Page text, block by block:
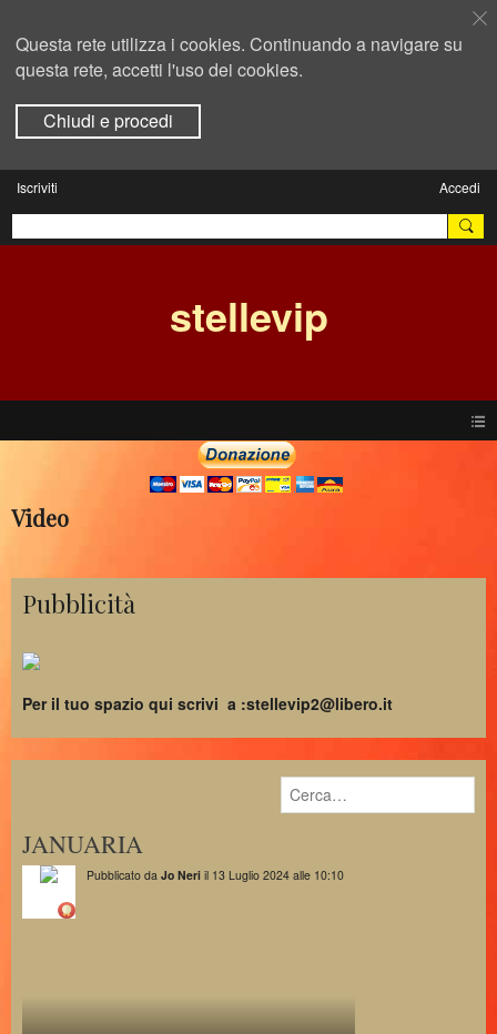
Questa rete utilizza i cookies. Continuando a navigare su
questa rete, accetti l'uso dei cookies.
Chiudi e procedi
Iscriviti Accedi
stellevip
Video
Pubblicità
Per il tuo spazio qui scrivi a :stellevip2@libero.it
JANUARIA
Pubblicato da Jo Neri il 13 Luglio 2024 alle 10:10